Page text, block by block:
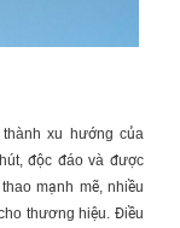
xu hướng của
độc đáo và được
mạnh mẽ, nhiều
thương hiệu. Điều